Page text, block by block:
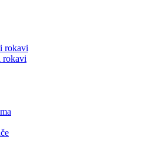
rokavi
rokavi